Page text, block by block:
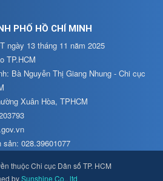
PHỐ HỒ CHÍ MINH
ngày 13 tháng 11 năm 2025
TP.HCM
Bà Nguyễn Thị Giang Nhung - Chi cục
Xuân Hòa, TPHCM
028.39601077
thuộc Chi cục Dân số TP. HCM
bySunshine Co., ltd